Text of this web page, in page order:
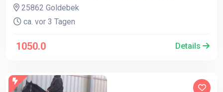
25862 Goldebek
ca. vor 3 Tagen
1050.0 Details